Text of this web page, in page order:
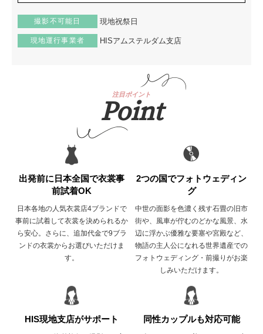
撮影不可能日 現地祝祭日
現地運行事業者 HISアムステルダム支店
注目ポイント
Point
出発前に日本全国で衣裳事
前試着OK
日本各地の人気衣裳店4ブランドで
事前に試着して衣裳を決められるか
ら安心。さらに、追加代金で9ブラ
ンドの衣裳からお選びいただけま
す。
2つの国でフォトウェディン
グ
中世の面影を色濃く残す石畳の旧市
街や、風車が佇むのどかな風景、水
辺に浮かぶ優雅な要塞や宮殿など、
物語の主人公になれる世界遺産での
フォトウェディング・前撮りがお楽
しみいただけます。
HIS現地支店がサポート 同性カップルも対応可能